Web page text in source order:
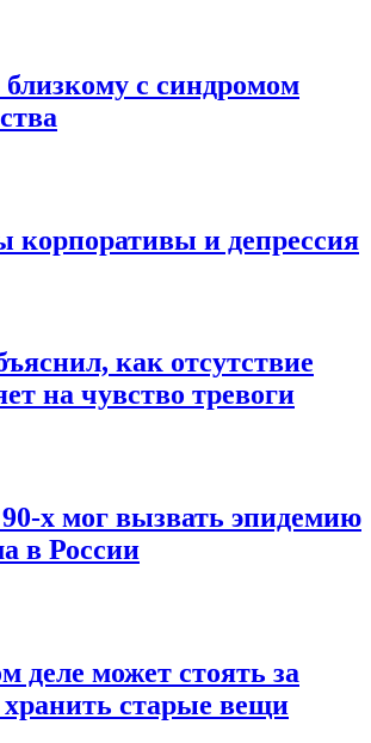
с синдромом
корпоративы и депрессия
как отсутствие
на чувство тревоги
х мог вызвать эпидемию
в России
деле может стоять за
старые вещи